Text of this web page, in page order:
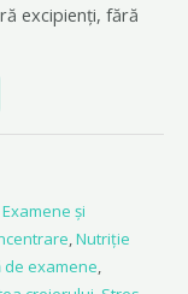
excipienți, fără
Examene și
,Nutriție
de examene,